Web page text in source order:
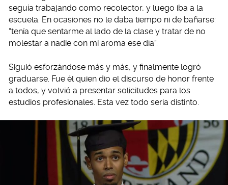
seguía trabajando como recolector, y luego iba a la
escuela. En ocasiones no le daba tiempo ni de bañarse:
“tenía que sentarme al lado de la clase y tratar de no
molestar a nadie con mi aroma ese día”.
Siguió esforzándose más y más, y finalmente logró
graduarse. Fue él quien dio el discurso de honor frente
a todos, y volvió a presentar solicitudes para los
estudios profesionales. Esta vez todo sería distinto.